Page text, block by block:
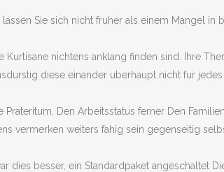
Sie sich nicht fruher als einem Mangel in
nichtens anklang finden sind. Ihre
diese einander uberhaupt nicht fur
Den Arbeitsstatus ferner Den
vermerken weiters fahig sein gegenseitig
dies besser, ein Standardpaket angeschaltet